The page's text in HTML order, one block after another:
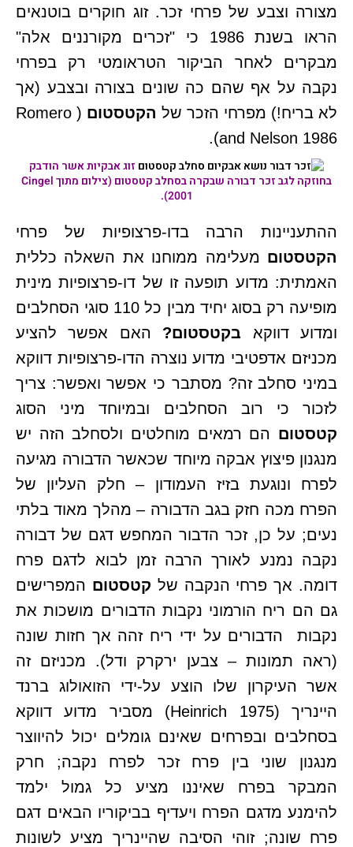
מצורה וצבע של פרחי זכר. זוג חוקרים בוטנאים
הראו בשנת 1986 כי "זכרים מקורננים אלה"
מבקרים לאחר הביקור הטראומטי רק בפרחי
נקבה על אף שהם כה שונים בצורה ובצבע (אך
לא בריח!) מפרחי הזכר של הקטסטום
( Romero
and Nelson 1986).
זוג אבקיות אשר הודבק
בחוזקה לגב זכר דבורה שבקרה בסחלבקטסטום
(צילום מתוך Cingel
2001).
ההתעניינות הרבה בדו-פרצופיות של פרחי
הקטסטום מעלימה ממוחנו את השאלה כללית
האמתית: מדוע תופעה זו של דו-פרצופיות מינית
מופיעה רק בסוג יחיד מבין כל 110 סוגי הסחלבים
ומדוע דווקא בקטסטום? האם אפשר להציע
מכניזם אדפטיבי מדוע נוצרה הדו-פרצופיות דווקא
במיני סחלב זה? מסתבר כי אפשר ואפשר: צריך
לזכור כי רוב הסחלבים ובמיוחד מיני הסוג
קטסטום הם רמאים מוחלטים ולסחלב הזה יש
מנגנון פיצוץ אבקה מיוחד שכאשר הדבורה מגיעה
לפרח ונוגעת בזיז העמודון – חלק העליון של
הפרח מכה חזק בגב הדבורה – מהלך מאוד בלתי
נעים; על כן, זכר הדבור המחפש דגם של דבורה
נקבה נמנע לאורך הרבה זמן לבוא לדגם פרח
דומה. אך פרחי הנקבה של קטסטום המפרישים
גם הם ריח הורמוני נקבות הדבורים מושכות את
נקבות הדבורים על ידי ריח זהה אך חזות שונה
(ראה תמונות – צבען ירקרק ודל). מכניזם זה
אשר העיקרון שלו הוצע על-ידי הזואולוג ברנד
היינריך (Heinrich 1975) מסביר מדוע דווקא
בסחלבים ובפרחים שאינם גומלים יכול להיווצר
מנגנון שוני בין פרח זכר לפרח נקבה; חרק
המבקר בפרח שאיננו מציע כל גמול ילמד
להימנע מדגם הפרח ויעדיף בביקוריו הבאים דגם
פרח שונה; זוהי הסיבה שהיינריך מציע לשונות